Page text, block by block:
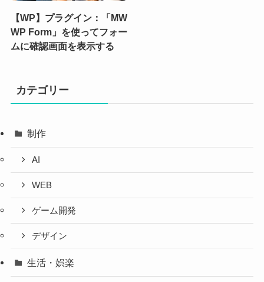
【WP】プラグイン：「MW
WP Form」を使ってフォー
ムに確認画面を表示する
カテゴリー
制作
AI
WEB
ゲーム開発
デザイン
生活・娯楽